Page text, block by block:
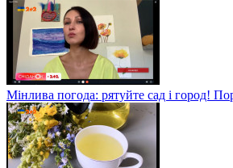
Мінлива погода: рятуйте сад і город!